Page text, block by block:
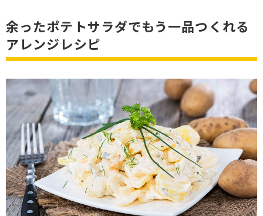
余ったポテトサラダでもう一品つくれる
アレンジレシピ